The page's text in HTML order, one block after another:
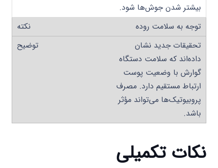
بیشتر شدن جوش‌ها شود.
توجه به سلامت روده
تحقیقات جدید نشان
داده‌اند که سلامت دستگاه
گوارش با وضعیت پوست
ارتباط مستقیم دارد. مصرف
پروبیوتیک‌ها می‌تواند مؤثر
باشد.
نکات تکمیلی